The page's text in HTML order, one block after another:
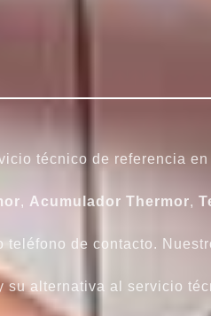
técnico de referencia en
, Acumulador Thermor,
teléfono de contacto.
su alternativa al servicio